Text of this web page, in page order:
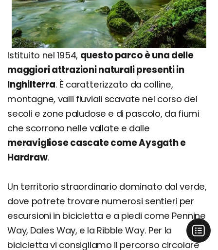
Istituito nel 1954, questo parco è una delle
maggiori attrazioni naturali presenti in
Inghilterra. È caratterizzato da colline,
montagne, valli fluviali scavate nel corso dei
secoli e zone paludose e di pascolo, da fiumi
che scorrono nelle vallate e dalle
meravigliose cascate come Aysgath e
Hardraw.
Un territorio straordinario dominato dal verde,
dove potrete trovare numerosi sentieri per
escursioni in bicicletta e a piedi come Pennine
Way, Dales Way, e la Ribble Way. Per la
bicicletta vi consigliamo il percorso circolare